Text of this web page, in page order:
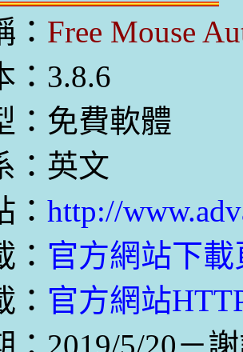
Free Mouse
：3.8.6
：免費軟體
：英文
http://
官方網站下載
官方網站